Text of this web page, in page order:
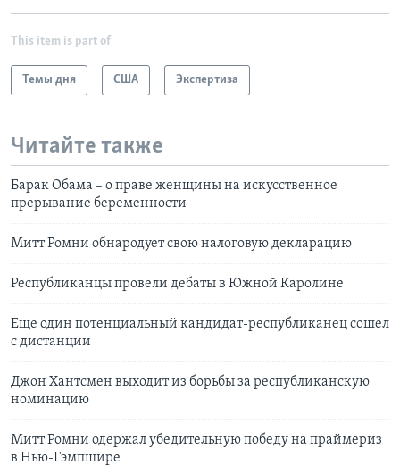
This item is part of
Темы дня США Экспертиза
Читайте также
Барак Обама – о праве женщины на искусственное
прерывание беременности
Митт Ромни обнародует свою налоговую декларацию
Республиканцы провели дебаты в Южной Каролине
Еще один потенциальный кандидат-республиканец сошел
с дистанции
Джон Хантсмен выходит из борьбы за республиканскую
номинацию
Митт Ромни одержал убедительную победу на праймериз
в Нью-Гэмпшире